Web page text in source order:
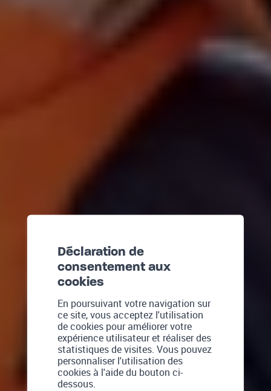
Déclaration de
consentement aux
cookies
En poursuivant votre navigation sur
ce site, vous acceptez l'utilisation
de cookies pour améliorer votre
expérience utilisateur et réaliser des
statistiques de visites. Vous pouvez
personnaliser l'utilisation des
cookies à l'aide du bouton ci-
dessous.